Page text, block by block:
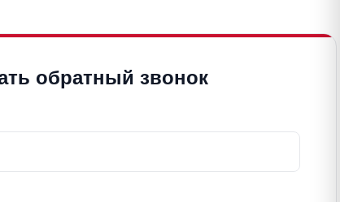
обратный звонок